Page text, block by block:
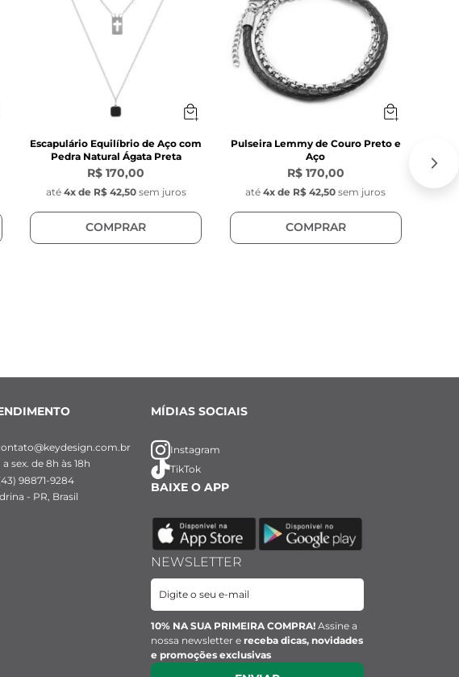
Escapulário Equilíbrio de Aço com
Pedra Natural Ágata Preta
R$ 170,00
até 4x de R$ 42,50 sem juros
COMPRAR
Pulseira Lemmy de Couro Preto e
Aço
R$ 170,00
até 4x de R$ 42,50 sem juros
COMPRAR
a sex. de 8h às 18h
98871-9284
- PR, Brasil
MÍDIAS SOCIAIS
Instagram
TikTok
BAIXE O APP
NEWSLETTER
10% NA SUA PRIMEIRA COMPRA! Assine a
nossa newsletter e receba dicas, novidades
e promoções exclusivas